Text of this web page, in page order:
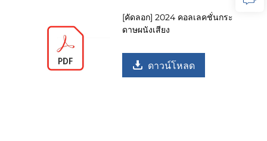
[คัดลอก] 2024 คอลเลคชั่นกระ
ดาษผนังเสียง
ดาวน์โหลด